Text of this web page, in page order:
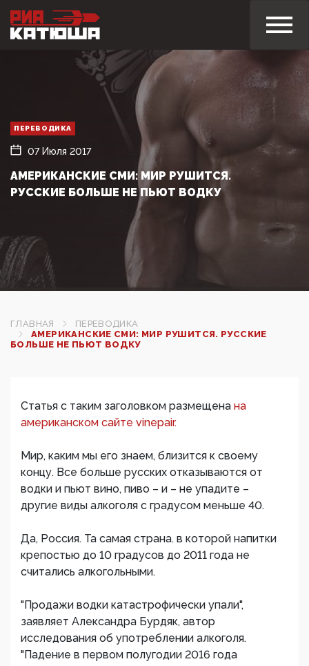
ПЕРЕВОДИКА
07 Июля 2017
АМЕРИКАНСКИЕ СМИ: МИР РУШИТСЯ.
РУССКИЕ БОЛЬШЕ НЕ ПЬЮТ ВОДКУ
ГЛАВНАЯ
ПЕРЕВОДИКА
АМЕРИКАНСКИЕ СМИ: МИР РУШИТСЯ. РУССКИЕ
БОЛЬШЕ НЕ ПЬЮТ ВОДКУ
Статья с таким заголовком размещена на
американском сайте vinepair.
Мир, каким мы его знаем, близится к своему
концу. Все больше русских отказываются от
водки и пьют вино, пиво – и – не упадите –
другие виды алкоголя с градусом меньше 40.
Да, Россия. Та самая страна. в которой напитки
крепостью до 10 градусов до 2011 года не
считались алкогольными.
"Продажи водки катастрофически упали",
заявляет Александра Бурдяк, автор
исследования об употреблении алкоголя.
"Падение в первом полугодии 2016 года